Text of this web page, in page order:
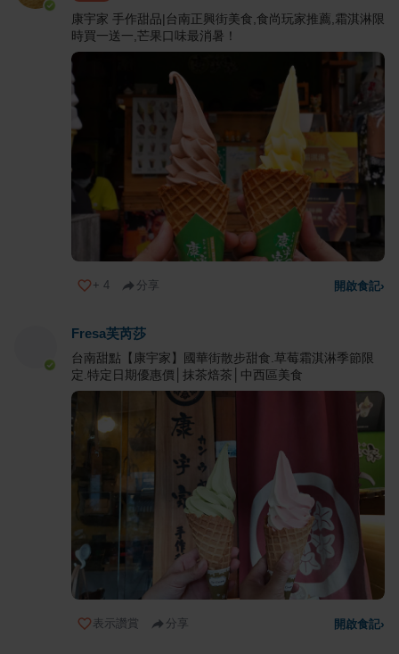
康宇家 手作甜品|台南正興街美食,食尚玩家推薦,霜淇淋限
時買一送一,芒果口味最消暑！
+ 4 分享 開啟食記›
Fresa芙芮莎
台南甜點【康宇家】國華街散步甜食.草莓霜淇淋季節限
定.特定日期優惠價│抹茶焙茶│中西區美食
表示讚賞 分享 開啟食記›